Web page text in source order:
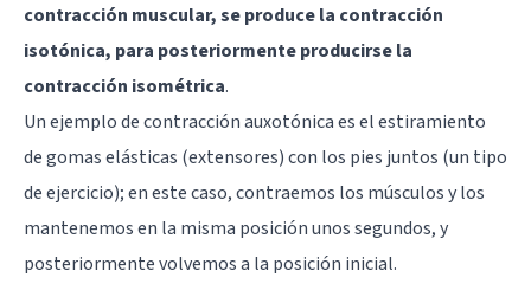
contracción muscular, se produce la contracción
isotónica, para posteriormente producirse la
contracción isométrica.
Un ejemplo de contracción auxotónica es el estiramiento
de gomas elásticas (extensores) con los pies juntos (un tipo
de ejercicio); en este caso, contraemos los músculos y los
mantenemos en la misma posición unos segundos, y
posteriormente volvemos a la posición inicial.